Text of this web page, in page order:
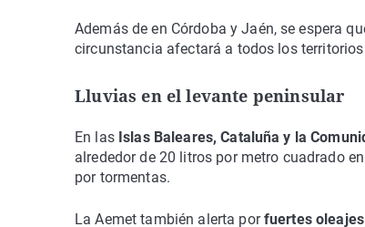
Además de en Córdoba y Jaén, se espera
circunstancia afectará a todos los
Lluvias en el levante peninsular
En las Islas Baleares, Cataluña y la
alrededor de 20 litros por metro cuadrado
por tormentas.
La Aemet también alerta porfuertes